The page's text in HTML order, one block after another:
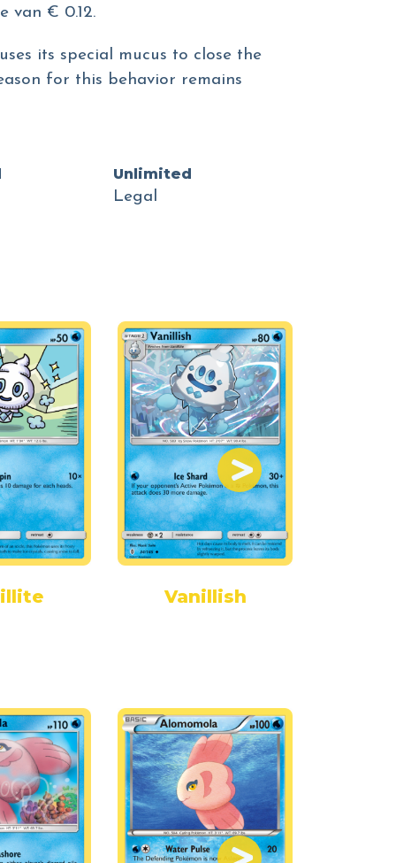
van € 0.12.
its special mucus to close the
for this behavior remains
Unlimited
Legal
Vanillish